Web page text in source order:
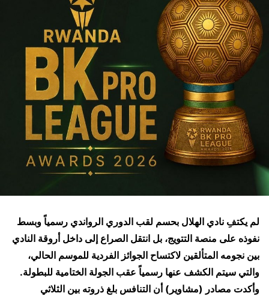
لم يكتفِ نادي الهلال بحسم لقب الدوري الرواندي رسمياً وبسط
نفوذه على منصة التتويج، بل انتقل الصراع إلى داخل أروقة النادي
بين نجومه المتألقين لاكتساح الجوائز الفردية للموسم الحالي،
والتي سيتم الكشف عنها رسمياً عقب الجولة الختامية للبطولة.
وأكدت مصادر (مشاوير) أن التنافس بلغ ذروته بين الثلاثي